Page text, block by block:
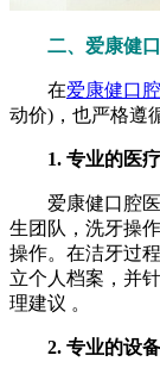
二、爱康健口
在爱康健口
动价)，也严格遵
1. 专业的医疗
爱康健口腔医
生团队，洗牙操
操作。在洁牙过
立个人档案，并
理建议 。
2. 专业的设备